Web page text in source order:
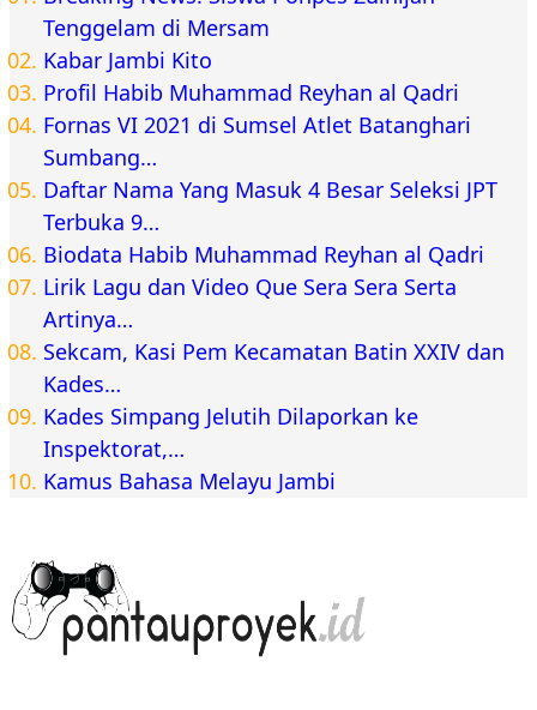
Tenggelam di Mersam
Kabar Jambi Kito
Profil Habib Muhammad Reyhan al Qadri
Fornas VI 2021 di Sumsel Atlet Batanghari
Sumbang…
Daftar Nama Yang Masuk 4 Besar Seleksi JPT
Terbuka 9…
Biodata Habib Muhammad Reyhan al Qadri
Lirik Lagu dan Video Que Sera Sera Serta
Artinya…
Sekcam, Kasi Pem Kecamatan Batin XXIV dan
Kades…
Kades Simpang Jelutih Dilaporkan ke
Inspektorat,…
Kamus Bahasa Melayu Jambi